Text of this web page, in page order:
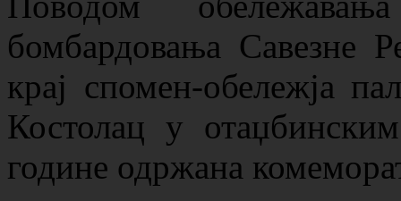
бомбардовања Савезне
крај спомен-обележја
Костолац у
године одржана